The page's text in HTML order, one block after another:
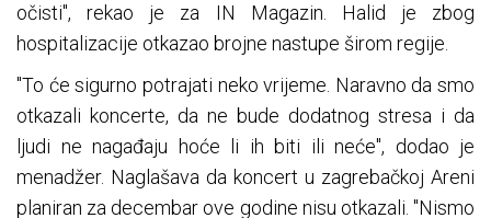
očisti", rekao je za IN Magazin. Halid je zbog
hospitalizacije otkazao brojne nastupe širom regije.
"To će sigurno potrajati neko vrijeme. Naravno da smo
otkazali koncerte, da ne bude dodatnog stresa i da
ljudi ne nagađaju hoće li ih biti ili neće", dodao je
menadžer. Naglašava da koncert u zagrebačkoj Areni
planiran za decembar ove godine nisu otkazali. "Nismo